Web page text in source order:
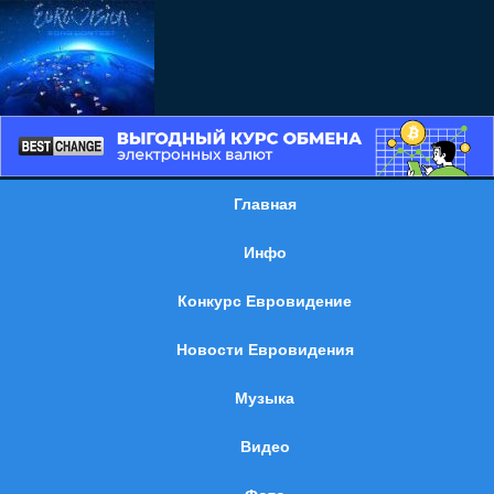
Главная
Инфо
Конкурс Евровидение
Новости Евровидения
Музыка
Видео